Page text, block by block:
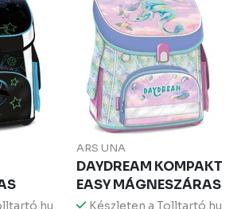
ARS UNA
DAYDREAM KOMPAKT
EASY MÁGNESZÁRAS
Készleten a Tolltartó.hu